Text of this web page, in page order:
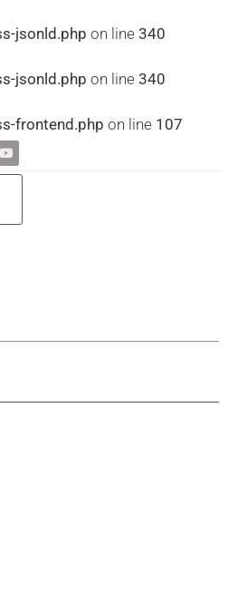
jsonld.php on line 340
jsonld.php on line 340
frontend.php on line 107